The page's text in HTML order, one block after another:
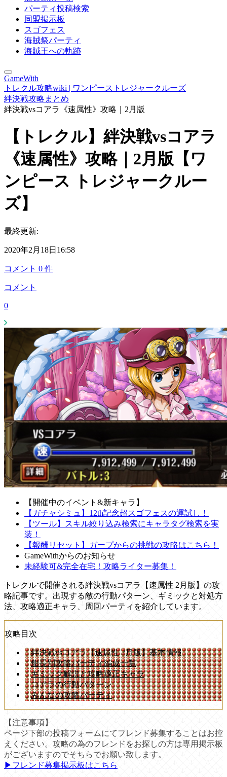
パーティ投稿検索
同盟掲示板
スゴフェス
海賊祭パーティ
海賊王への軌跡
GameWith
トレクル攻略wiki | ワンピーストレジャークルーズ
絆決戦攻略まとめ
絆決戦vsコアラ《速属性》攻略｜2月版
【トレクル】絆決戦vsコアラ
《速属性》攻略｜2月版【ワ
ンピース トレジャークルー
ズ】
最終更新:
2020年2月18日16:58
コメント 0 件
コメント
0
【開催中のイベント&新キャラ】
【ガチャシミュ】12th記念超スゴフェスの運試し！
【ツール】スキル絞り込み検索にキャラタグ検索を実
装！
【報酬リセット】ガープからの挑戦の攻略はこちら！
GameWithからのお知らせ
未経験可&完全在宅！攻略ライター募集！
トレクルで開催される絆決戦vsコアラ【速属性 2月版】の攻
略記事です。出現する敵の行動パターン、ギミックと対処方
法、攻略適正キャラ、周回パーティを紹介しています。
攻略目次
絆決戦vsコアラ【速属性 2月版】基本情報
船長別攻略パーティ編成一覧
ギミック解説と攻略適正キャラ
コアラの行動パターン
みんなの攻略パーティ
【注意事項】
ページ下部の投稿フォームにてフレンド募集することはお控
えください。攻略の為のフレンドをお探しの方は専用掲示板
がございますのでそちらでお願い致します。
▶︎フレンド募集掲示板はこちら